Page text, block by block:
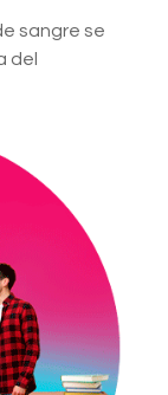
sangre se
del